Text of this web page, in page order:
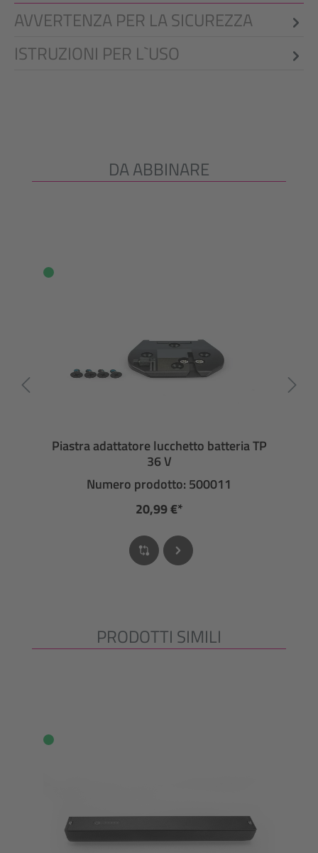
AVVERTENZA PER LA SICUREZZA
ISTRUZIONI PER L`USO
Salta la galleria dei prodotti
DA ABBINARE
Piastra adattatore lucchetto batteria TP
36 V
Numero prodotto: 500011
20,99 €*
Salta la galleria dei prodotti
PRODOTTI SIMILI